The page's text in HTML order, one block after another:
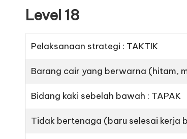
Level 18
Pelaksanaan strategi : TAKTIK
Barang cair yang berwarna (hitam,
Bidang kaki sebelah bawah : TAPAK
Tidak bertenaga (baru selesai kerja